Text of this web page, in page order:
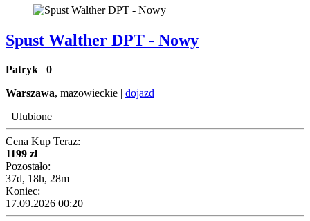
Spust Walther DPT - Nowy
Patryk 0
Warszawa, mazowieckie | dojazd
Ulubione
Cena Kup Teraz:
1199 zł
Pozostało:
37d, 18h, 28m
Koniec:
17.09.2026 00:20